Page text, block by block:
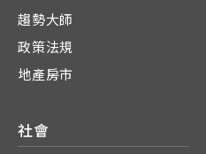
趨勢大師
政策法規
地產房市
社會